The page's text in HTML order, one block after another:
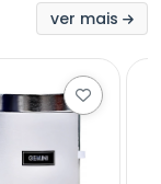
ver mais